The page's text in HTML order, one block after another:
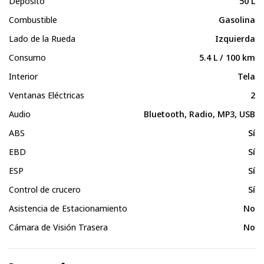
Combustible
Gasolina
Lado de la Rueda
Izquierda
Consumo
5.4 L / 100 km
Interior
Tela
Ventanas Eléctricas
2
Audio
Bluetooth, Radio, MP3, USB
ABS
Sí
EBD
Sí
ESP
Sí
Control de crucero
Sí
Asistencia de Estacionamiento
No
Cámara de Visión Trasera
No